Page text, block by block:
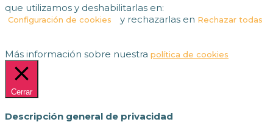
que utilizamos y deshabilitarlas en:
Configuración de cookies y rechazarlas en Rechazar todas
Más información sobre nuestra política de cookies
Cerrar
Descripción general de privacidad